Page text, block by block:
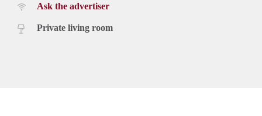
Ask the advertiser
Private living room